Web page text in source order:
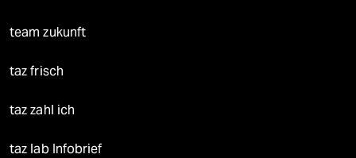
team zukunft
taz frisch
taz zahl ich
taz lab Infobrief